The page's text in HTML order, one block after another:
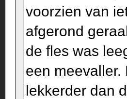
voorzien van
afgerond
de fles was
een
lekkerder dan